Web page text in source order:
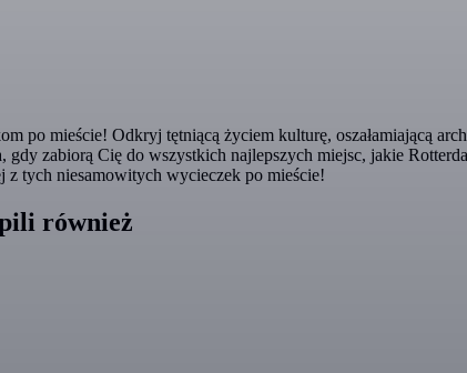
mieście! Odkryj tętniącą życiem kulturę, oszałamiającą
zabiorą Cię do wszystkich najlepszych miejsc, jakie
z tych niesamowitych wycieczek po mieście!
również